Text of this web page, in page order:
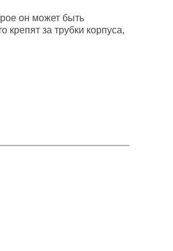
он может быть
крепят за трубки корпуса,